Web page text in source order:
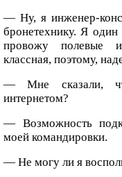
— Ну, я инженер-
бронетехнику. Я один
провожу полевые
классная, поэтому,
— Мне сказали,
интернетом?
— Возможность
моей командировки.
— Не могу ли я